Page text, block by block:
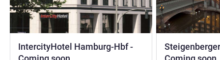
IntercityHotel Hamburg-Hbf -